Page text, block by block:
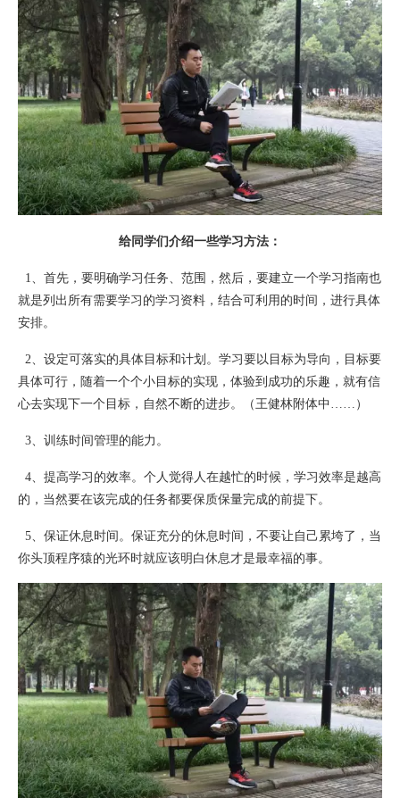
给同学们介绍一些学习方法：
1、首先，要明确学习任务、范围，然后，要建立一个学习指南也
就是列出所有需要学习的学习资料，结合可利用的时间，进行具体
安排。
2、设定可落实的具体目标和计划。学习要以目标为导向，目标要
具体可行，随着一个个小目标的实现，体验到成功的乐趣，就有信
心去实现下一个目标，自然不断的进步。（王健林附体中……）
3、训练时间管理的能力。
4、提高学习的效率。个人觉得人在越忙的时候，学习效率是越高
的，当然要在该完成的任务都要保质保量完成的前提下。
5、保证休息时间。保证充分的休息时间，不要让自己累垮了，当
你头顶程序猿的光环时就应该明白休息才是最幸福的事。